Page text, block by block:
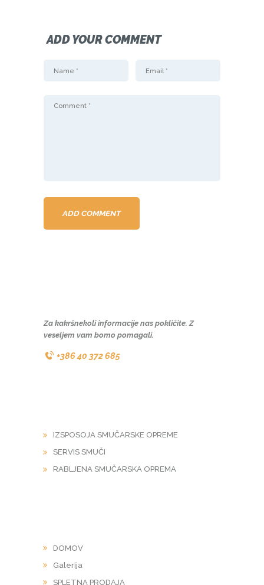
ADD YOUR COMMENT
Za kakršnekoli informacije nas pokličite. Z
veseljem vam bomo pomagali.
+386 40 372 685
IZSPOSOJA SMUČARSKE OPREME
SERVIS SMUČI
RABLJENA SMUČARSKA OPREMA
DOMOV
Galerija
SPLETNA PRODAJA